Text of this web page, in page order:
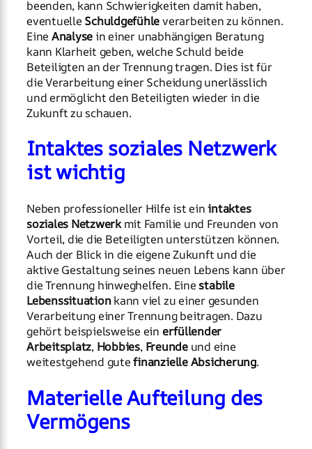
beenden, kann Schwierigkeiten damit haben,
eventuelle Schuldgefühleverarbeiten zu können.
Eine Analysein einer unabhängigen Beratung
kann Klarheit geben, welche Schuld beide
Beteiligten an der Trennung tragen. Dies ist für
die Verarbeitung einer Scheidung unerlässlich
und ermöglicht den Beteiligten wieder in die
Zukunft zu schauen.
Intaktes soziales Netzwerk
ist wichtig
Neben professioneller Hilfe ist einintaktes
soziales Netzwerkmit Familie und Freunden von
Vorteil, die die Beteiligten unterstützen können.
Auch der Blick in die eigene Zukunft und die
aktive Gestaltung seines neuen Lebens kann über
die Trennung hinweghelfen. Eine stabile
Lebenssituationkann viel zu einer gesunden
Verarbeitung einer Trennung beitragen. Dazu
gehört beispielsweise ein erfüllender
Arbeitsplatz, Hobbies, Freundeund eine
weitestgehend gutefinanzielle Absicherung.
Materielle Aufteilung des
Vermögens